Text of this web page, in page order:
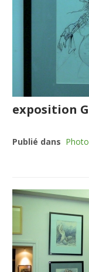
exposition
Publié dans